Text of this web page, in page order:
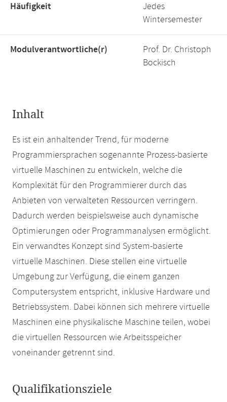
Häufigkeit
Jedes
Wintersemester
Modulverantwortliche(r)
Prof. Dr. Christoph
Bockisch
Inhalt
Es ist ein anhaltender Trend, für moderne
Programmiersprachen sogenannte Prozess-basierte
virtuelle Maschinen zu entwickeln, welche die
Komplexität für den Programmierer durch das
Anbieten von verwalteten Ressourcen verringern.
Dadurch werden beispielsweise auch dynamische
Optimierungen oder Programmanalysen ermöglicht.
Ein verwandtes Konzept sind System-basierte
virtuelle Maschinen. Diese stellen eine virtuelle
Umgebung zur Verfügung, die einem ganzen
Computersystem entspricht, inklusive Hardware und
Betriebssystem. Dabei können sich mehrere virtuelle
Maschinen eine physikalische Maschine teilen, wobei
die virtuellen Ressourcen wie Arbeitsspeicher
voneinander getrennt sind.
Qualifikationsziele